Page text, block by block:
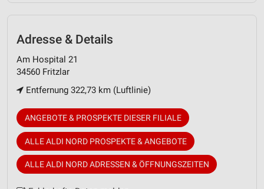
Adresse & Details
Am Hospital 21
34560 Fritzlar
Entfernung 322,73 km (Luftlinie)
ANGEBOTE & PROSPEKTE DIESER FILIALE
ALLE ALDI NORD PROSPEKTE & ANGEBOTE
ALLE ALDI NORD ADRESSEN & ÖFFNUNGSZEITEN